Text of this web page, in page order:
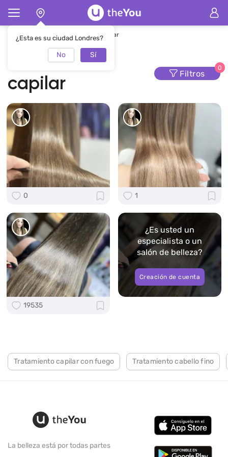
¿Esta es su ciudad Londres?
No Sí
Página de inicio Tratamiento capilar
Tratamiento
capilar
Filtros
0
0 1
19535
¿Es usted un
especialista o un
salón de belleza?
Creación de cuenta
Tratamiento capilar con fuego Tratamiento cabello fino
La belleza está por todas partes